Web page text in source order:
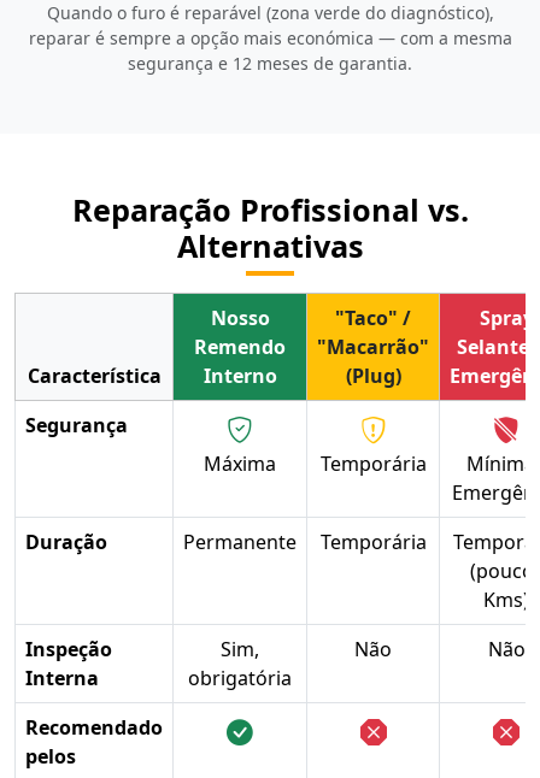
Quando o furo é reparável (zona verde do diagnóstico),
reparar é sempre a opção mais económica — com a mesma
segurança e 12 meses de garantia.
Reparação Profissional vs.
Alternativas
Característica
Nosso
Remendo
Interno
"Taco" /
"Macarrão"
(Plug)
Spray
Selante
Segurança
Máxima
Temporária
Mínima
Duração
Permanente Temporária
Kms)
Inspeção
Interna
Sim,
obrigatória
Não Não
Recomendado
pelos